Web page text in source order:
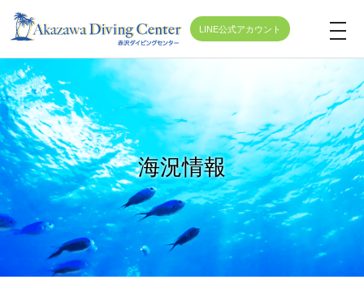
LINE公式アカウント
t
o
g
e
n
a
v
海況情報